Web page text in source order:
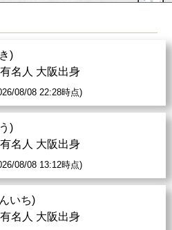
)
名人 大阪出身
08/08 22:28時点)
)
名人 大阪出身
08/08 13:12時点)
いち)
名人 大阪出身